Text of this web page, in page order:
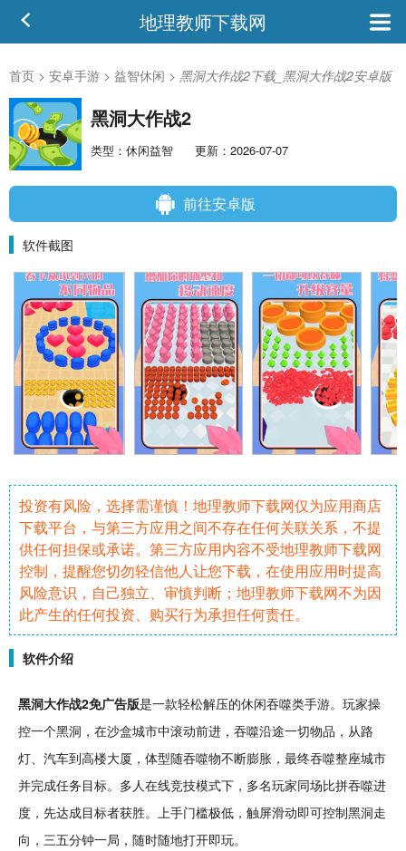
地理教师下载网
首页 > 安卓手游 > 益智休闲 > 黑洞大作战2下载_黑洞大作战2安卓版
黑洞大作战2
类型：休闲益智 更新：2026-07-07
前往安卓版
软件截图
投资有风险，选择需谨慎！地理教师下载网仅为应用商店
下载平台，与第三方应用之间不存在任何关联关系，不提
供任何担保或承诺。第三方应用内容不受地理教师下载网
控制，提醒您切勿轻信他人让您下载，在使用应用时提高
风险意识，自己独立、审慎判断；地理教师下载网不为因
此产生的任何投资、购买行为承担任何责任。
软件介绍
黑洞大作战2免广告版是一款轻松解压的休闲吞噬类手游。玩家操
控一个黑洞，在沙盒城市中滚动前进，吞噬沿途一切物品，从路
灯、 汽车到高楼大厦，体型随吞噬物不断膨胀，最终吞噬整座城市
并完成任务目标。 多人在线竞技模式下，多名玩家同场比拼吞噬进
度，先达成目标者获胜。上手门槛极低，触屏滑动即可控制黑洞走
向，三五分钟一局， 随时随地打开即玩。